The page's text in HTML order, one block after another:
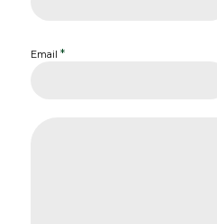
Email *